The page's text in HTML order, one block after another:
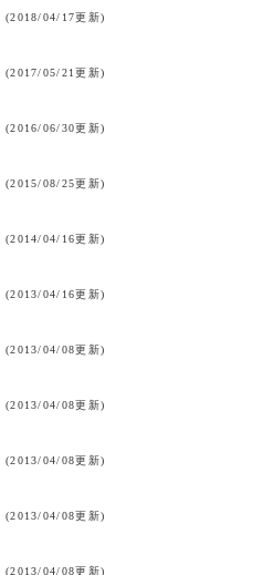
(2018/04/17更新)
(2017/05/21更新)
(2016/06/30更新)
(2015/08/25更新)
(2014/04/16更新)
(2013/04/16更新)
(2013/04/08更新)
(2013/04/08更新)
(2013/04/08更新)
(2013/04/08更新)
(2013/04/08更新)